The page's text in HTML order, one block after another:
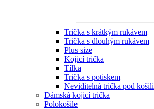
Trička s krátkým rukávem
Trička s dlouhým rukávem
Plus size
Kojicí trička
Tílka
Trička s potiskem
Neviditelná trička pod košili
Dámská kojicí trička
Polokošile